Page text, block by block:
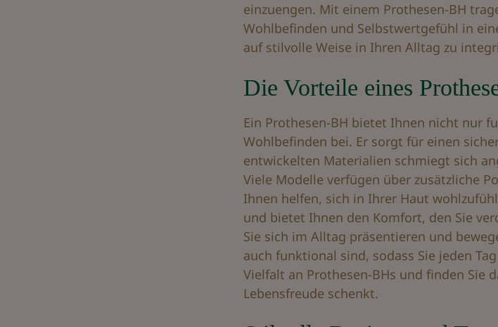
einzuengen. Mit einem Prothesen-BH
Wohlbefinden und Selbstwertgefühl in
auf stilvolle Weise in Ihren Alltag zu
Die Vorteile eines
Ein Prothesen-BH bietet Ihnen nicht nur
Wohlbefinden bei. Er sorgt für einen
entwickelten Materialien schmiegt sich
Viele Modelle verfügen über zusätzliche
Ihnen helfen, sich in Ihrer Haut
und bietet Ihnen den Komfort, den Sie
Sie sich im Alltag präsentieren und
auch funktional sind, sodass Sie jeden
Vielfalt an Prothesen-BHs und finden Sie
Lebensfreude schenkt.